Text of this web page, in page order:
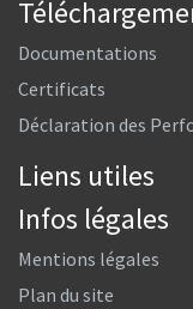
Documentations
Certificats
Déclaration des
Liens utiles
Infos légales
Mentions légales
Plan du site